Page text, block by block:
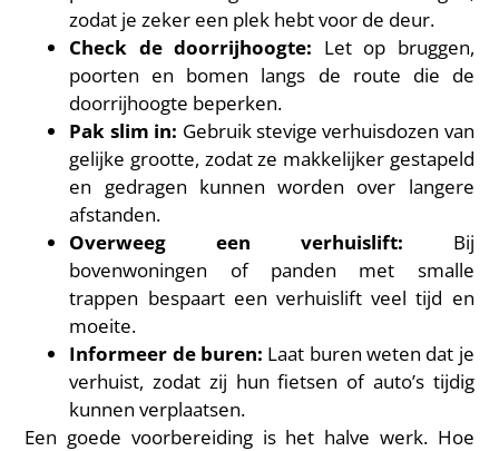
zodat je zeker een plek hebt voor de deur.
Check de doorrijhoogte: Let op bruggen,
poorten en bomen langs de route die de
doorrijhoogte beperken.
Pak slim in: Gebruik stevige verhuisdozen van
gelijke grootte, zodat ze makkelijker gestapeld
en gedragen kunnen worden over langere
afstanden.
Overweeg een verhuislift: Bij
bovenwoningen of panden met smalle
trappen bespaart een verhuislift veel tijd en
moeite.
Informeer de buren: Laat buren weten dat je
verhuist, zodat zij hun fietsen of auto’s tijdig
kunnen verplaatsen.
Een goede voorbereiding is het halve werk. Hoe